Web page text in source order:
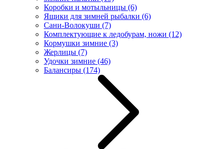
Коробки и мотыльницы (6)
Ящики для зимней рыбалки (6)
Сани-Волокуши (7)
Комплектующие к ледобурам, ножи (12)
Кормушки зимние (3)
Жерлицы (7)
Удочки зимние (46)
Балансиры (174)